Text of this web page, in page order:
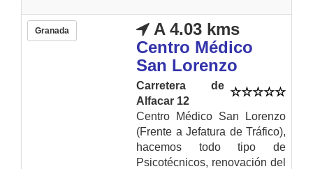
Granada
A 4.03 kms
Centro Médico
San Lorenzo
Carretera de
Alfacar 12
Centro Médico San Lorenzo
(Frente a Jefatura de Tráfico),
hacemos todo tipo de
Psicotécnicos, renovación del